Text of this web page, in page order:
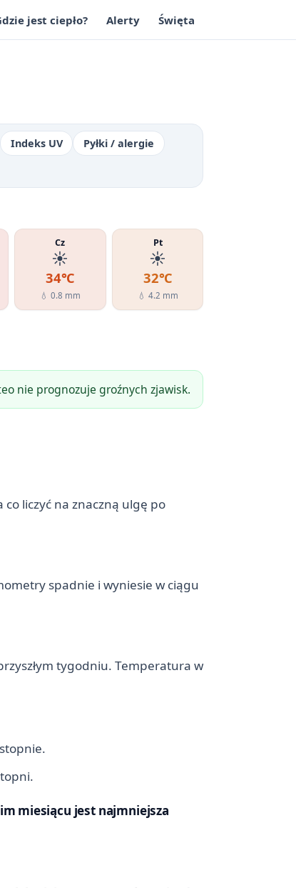
jest ciepło? Alerty Święta
Indeks UV
Pyłki / alergie
Cz
☀️
34℃
💧 0.8 mm
Pt
☀️
32℃
💧 4.2 mm
nie prognozuje groźnych zjawisk.
liczyć na znaczną ulgę po
spadnie i wyniesie w ciągu
tygodniu. Temperatura w
miesiącu jest najmniejsza